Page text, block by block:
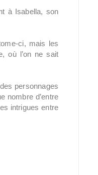
à Isabella, son
ci, mais les
où l’on ne sait
personnages
nombre d’entre
intrigues entre